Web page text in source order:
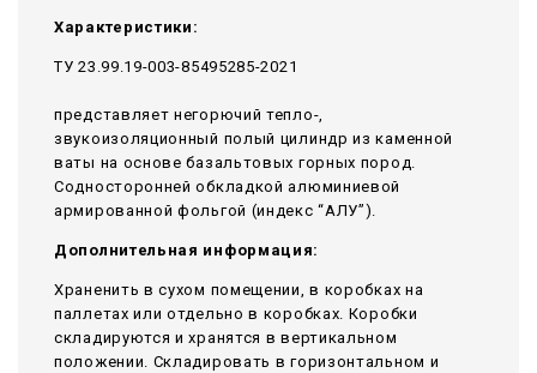
Характеристики:
ТУ 23.99.19-003-85495285-2021
представляет негорючий тепло-,
звукоизоляционный полый цилиндр из каменной
ваты на основе базальтовых горных пород.
Содносторонней обкладкой алюминиевой
армированной фольгой (индекс “АЛУ”).
Дополнительная информация:
Храненить в сухом помещении, в коробках на
паллетах или отдельно в коробках. Коробки
складируются и хранятся в вертикальном
положении. Складировать в горизонтальном и